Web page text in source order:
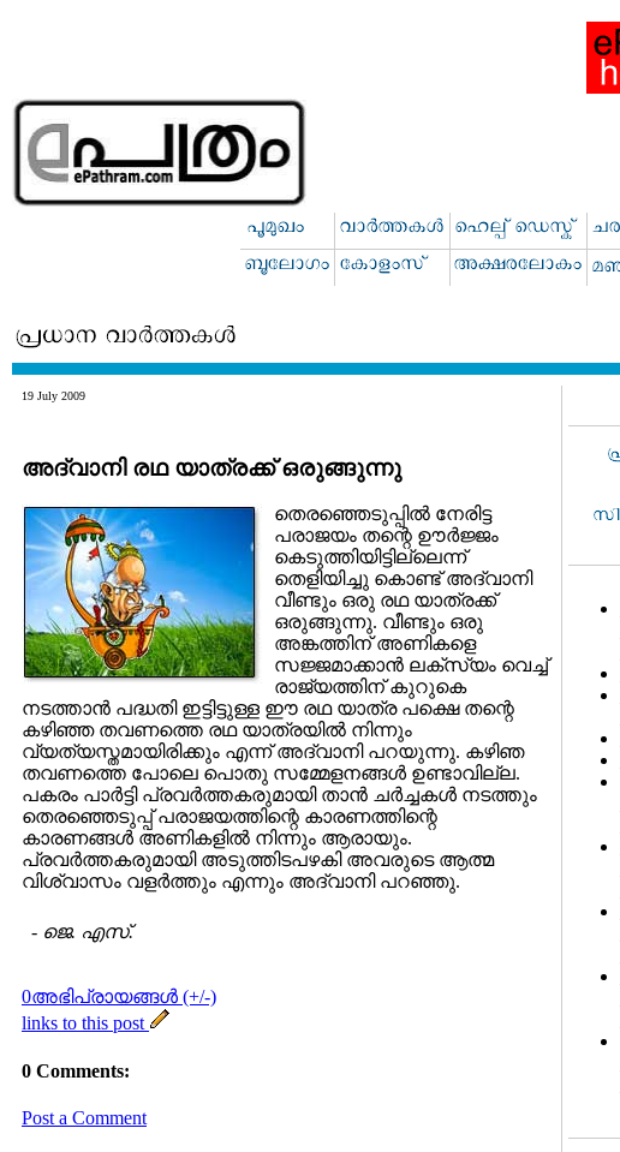
19 July 2009
അദ്വാനി രഥ യാത്രക്ക് ഒരുങ്ങുന്നു
തെരഞ്ഞെടുപ്പില്‍ നേരിട്ട
പരാജയം തന്റെ ഊര്‍ജ്ജം
കെടുത്തിയിട്ടില്ലെന്ന്
തെളിയിച്ചു കൊണ്ട് അദ്വാനി
വീണ്ടും ഒരു രഥ യാത്രക്ക്
ഒരുങ്ങുന്നു. വീണ്ടും ഒരു
അങ്കത്തിന് അണികളെ
സജ്ജമാക്കാന്‍ ലക്സ്യം വെച്ച്
രാജ്യത്തിന് കുറുകെ
നടത്താന്‍ പദ്ധതി ഇട്ടിട്ടുള്ള ഈ രഥ യാത്ര പക്ഷെ തന്റെ
കഴിഞ്ഞ തവണത്തെ രഥ യാത്രയില്‍ നിന്നും
വ്യത്യസ്തമായിരിക്കും എന്ന് അദ്വാനി പറയുന്നു. കഴിഞ
തവണത്തെ പോലെ പൊതു സമ്മേളനങ്ങള്‍ ഉണ്ടാവില്ല.
പകരം പാര്‍ട്ടി പ്രവര്‍ത്തകരുമായി താന്‍ ചര്‍ച്ചകള്‍ നടത്തും
തെരഞ്ഞെടുപ്പ് പരാജയത്തിന്റെ കാരണത്തിന്റെ
കാരണങ്ങള്‍ അണികളില്‍ നിന്നും ആരായും.
പ്രവര്‍ത്തകരുമായി അടുത്തിടപഴകി അവരുടെ ആത്മ
വിശ്വാസം വളര്‍ത്തും എന്നും അദ്വാനി പറഞ്ഞു.
- ജെ. എസ്.
0അഭിപ്രായങ്ങള്‍ (+/-)
links to this post
0 Comments:
Post a Comment